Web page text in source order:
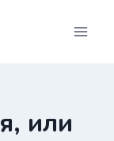
или